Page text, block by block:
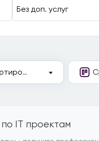
Сортировка
IT проектам